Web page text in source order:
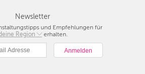
Newsletter
und Empfehlungen für
Region
Berlin
München
Hamburg
erhalten.